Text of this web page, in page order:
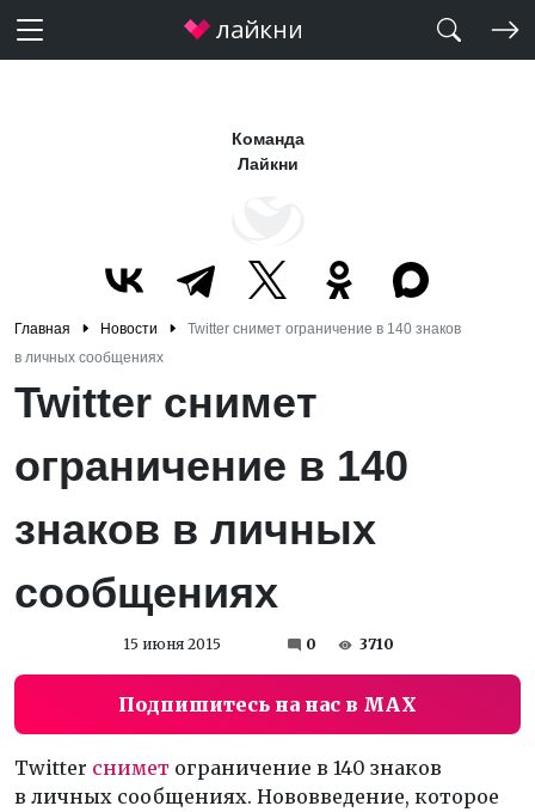
Команда
Лайкни
Главная Новости
Twitter снимет ограничение в 140 знаков
в личных сообщениях
Twitter снимет
ограничение в 140
знаков в личных
сообщениях
15 июня 2015 0 3710
Подпишитесь на нас в MAX
Twitter снимет ограничение в 140 знаков
в личных сообщениях. Нововведение, которое